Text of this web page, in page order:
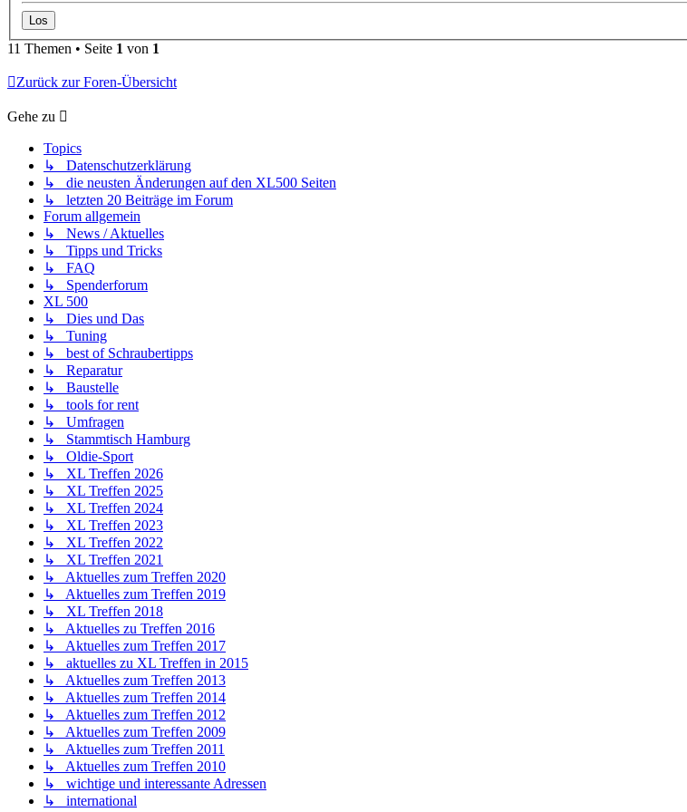
11 Themen • Seite 1 von 1
Zurück zur Foren-Übersicht
Gehe zu
Topics
↳ Datenschutzerklärung
↳ die neusten Änderungen auf den XL500 Seiten
↳ letzten 20 Beiträge im Forum
Forum allgemein
↳ News / Aktuelles
↳ Tipps und Tricks
↳ FAQ
↳ Spenderforum
XL 500
↳ Dies und Das
↳ Tuning
↳ best of Schraubertipps
↳ Reparatur
↳ Baustelle
↳ tools for rent
↳ Umfragen
↳ Stammtisch Hamburg
↳ Oldie-Sport
↳ XL Treffen 2026
↳ XL Treffen 2025
↳ XL Treffen 2024
↳ XL Treffen 2023
↳ XL Treffen 2022
↳ XL Treffen 2021
↳ Aktuelles zum Treffen 2020
↳ Aktuelles zum Treffen 2019
↳ XL Treffen 2018
↳ Aktuelles zu Treffen 2016
↳ Aktuelles zum Treffen 2017
↳ aktuelles zu XL Treffen in 2015
↳ Aktuelles zum Treffen 2013
↳ Aktuelles zum Treffen 2014
↳ Aktuelles zum Treffen 2012
↳ Aktuelles zum Treffen 2009
↳ Aktuelles zum Treffen 2011
↳ Aktuelles zum Treffen 2010
↳ wichtige und interessante Adressen
↳ international